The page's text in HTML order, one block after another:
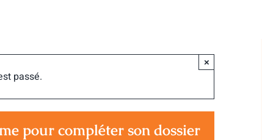
passé.
×
pour compléter son dossier